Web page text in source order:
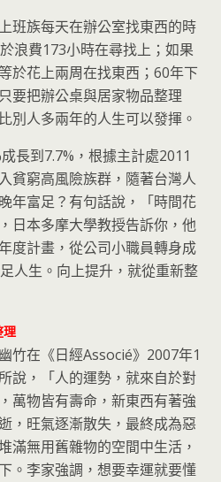
班族每天在辦公室找東西的時
浪費173小時在尋找上；如果
於花上兩周在找東西；60年下
要把辦公桌與居家物品整理
別人多兩年的人生可以發揮。
長到7.7%，根據主計處2011
貧窮高風險族群，隨著台灣人
年富足？有句話說，「時間花
日本多摩大學教授告訴你，他
度計畫，從公司小職員轉身成
人生。向上提升，就從重新整
理
竹在《日經Associé》2007年1
說，「人的運勢，就來自於對
萬物皆有壽命，新東西有著強
，旺氣逐漸散失，最終成為惡
滿無用舊雜物的空間中生活，
。李家強調，想要幸運就要懂